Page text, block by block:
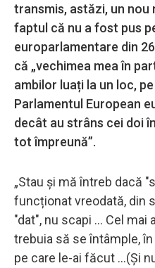
transmis, astăzi, un
faptul că nu a fost pus
europarlamentare din
că „vechimea mea în
ambilor luați la un loc,
Parlamentul European
decât au strâns cei doi
tot împreună”.
„Stau și mă întreb dacă
funcționat vreodată, din
"dat", nu scapi ... Cel
trebuia să se întâmple,
pe care le-ai făcut ...(Și